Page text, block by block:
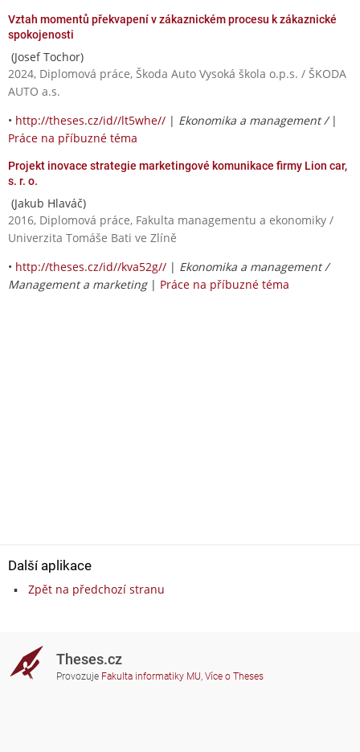
Vztah momentů překvapení v zákaznickém procesu k zákaznické
spokojenosti
(Josef Tochor)
2024, Diplomová práce, Škoda Auto Vysoká škola o.p.s. / ŠKODA
AUTO a.s.
• http://theses.cz/id//lt5whe// | Ekonomika a management / |
Práce na příbuzné téma
Projekt inovace strategie marketingové komunikace firmy Lion car,
s. r. o.
(Jakub Hlaváč)
2016, Diplomová práce, Fakulta managementu a ekonomiky /
Univerzita Tomáše Bati ve Zlíně
• http://theses.cz/id//kva52g// | Ekonomika a management /
Management a marketing| Práce na příbuzné téma
Další aplikace
Zpět na předchozí stranu
Theses.cz
Provozuje Fakulta informatiky MU, Více o Theses